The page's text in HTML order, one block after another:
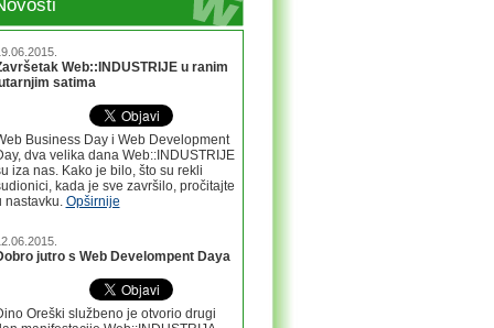
Web::INDUSTRIJE u ranim
satima
Business Day i Web Development
dva velika dana Web::INDUSTRIJE
iza nas. Kako je bilo, što su rekli
kada je sve završilo, pročitajte
nastavku. Opširnije
jutro s Web Develompent Daya
Oreški službeno je otvorio drugi